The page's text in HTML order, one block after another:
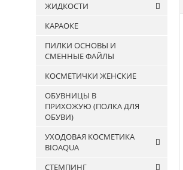
ЖИДКОСТИ
Жидкости для
обезжиривания ногтей и
снятия липкого слоя
кистей
КАРАОКЕ
ПИЛКИ ОСНОВЫ И
СМЕННЫЕ ФАЙЛЫ
КОСМЕТИЧКИ ЖЕНСКИЕ
ОБУВНИЦЫ В
ПРИХОЖУЮ (ПОЛКА ДЛЯ
ОБУВИ)
УХОДОВАЯ КОСМЕТИКА
BIOAQUA
СТЕМПИНГ